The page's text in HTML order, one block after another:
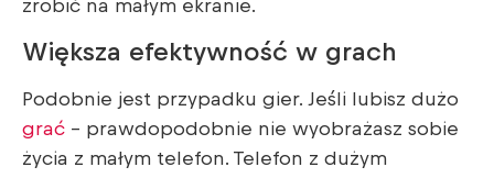
zrobić na małym ekranie.
Większa efektywność w grach
Podobnie jest przypadku gier. Jeśli lubisz dużo
grać – prawdopodobnie nie wyobrażasz sobie
życia z małym telefon. Telefon z dużym